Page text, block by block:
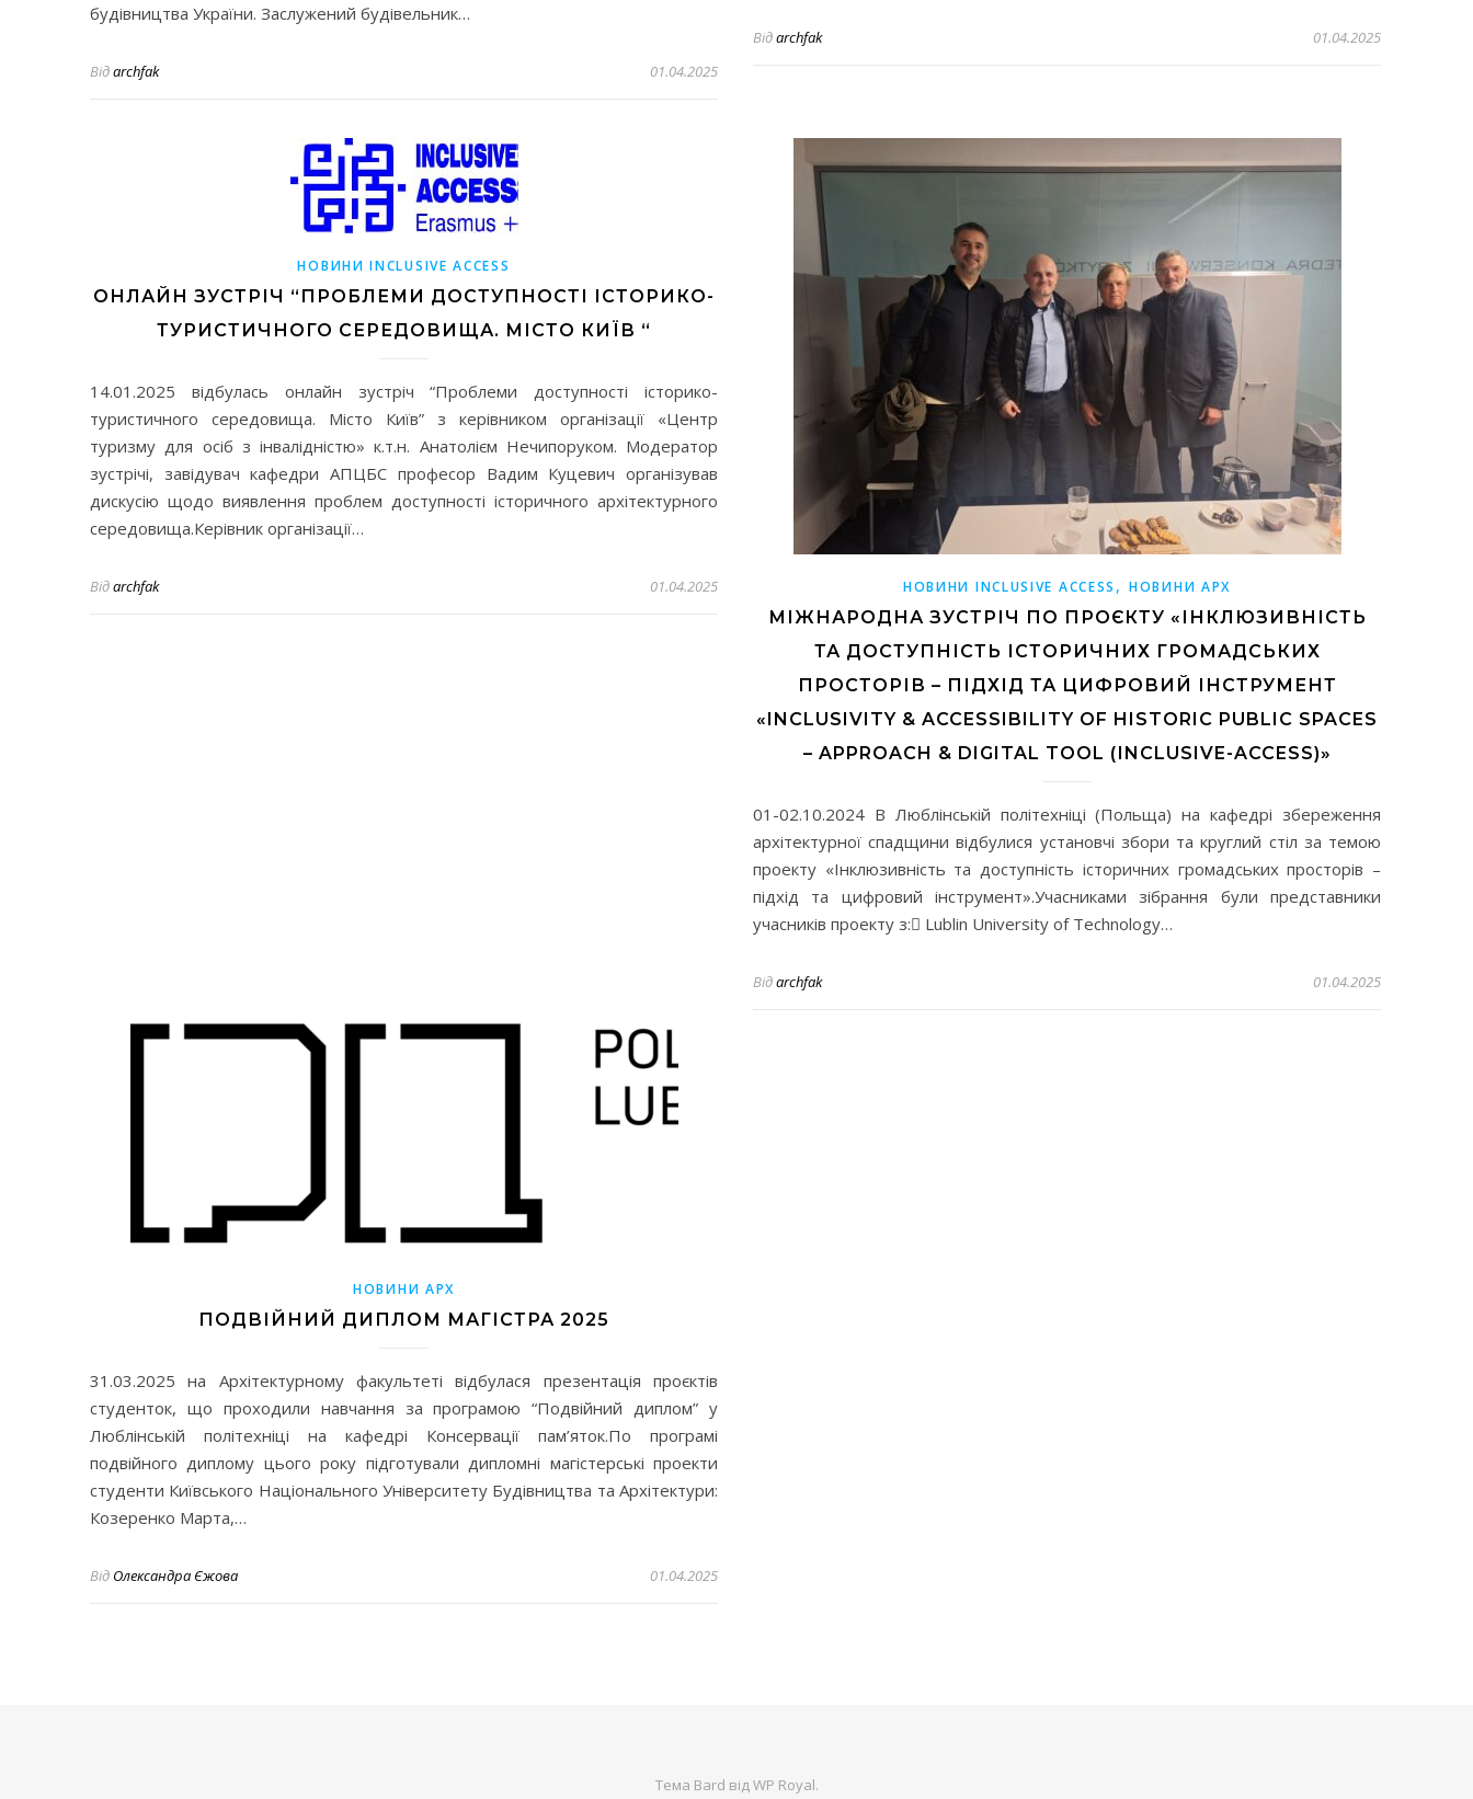
будівництва України. Заслужений будівельник…
Відarchfak 01.04.2025
Відarchfak 01.04.2025
НОВИНИ INCLUSIVE ACCESS
ОНЛАЙН ЗУСТРІЧ “ПРОБЛЕМИ ДОСТУПНОСТІ ІСТОРИКО-
ТУРИСТИЧНОГО СЕРЕДОВИЩА. МІСТО КИЇВ “
14.01.2025 відбулась онлайн зустріч “Проблеми доступності історико-
туристичного середовища. Місто Київ” з керівником організації «Центр
туризму для осіб з інвалідністю» к.т.н. Анатолієм Нечипоруком. Модератор
зустрічі, завідувач кафедри АПЦБС професор Вадим Куцевич організував
дискусію щодо виявлення проблем доступності історичного архітектурного
середовища.Керівник організації…
Відarchfak 01.04.2025 НОВИНИ INCLUSIVE ACCESS ,НОВИНИ АРХ
МІЖНАРОДНА ЗУСТРІЧ ПО ПРОЄКТУ «ІНКЛЮЗИВНІСТЬ
ТА ДОСТУПНІСТЬ ІСТОРИЧНИХ ГРОМАДСЬКИХ
ПРОСТОРІВ – ПІДХІД ТА ЦИФРОВИЙ ІНСТРУМЕНТ
«INCLUSIVITY & ACCESSIBILITY OF HISTORIC PUBLIC SPACES
– APPROACH & DIGITAL TOOL (ІNCLUSIVE-ACCESS)»
01-02.10.2024 В Люблінській політехніці (Польща) на кафедрі збереження
архітектурної спадщини відбулися установчі збори та круглий стіл за темою
проекту «Інклюзивність та доступність історичних громадських просторів –
підхід та цифровий інструмент».Учасниками зібрання були представники
учасників проекту з: Lublin University of Technology…
Відarchfak 01.04.2025
НОВИНИ АРХ
ПОДВІЙНИЙ ДИПЛОМ МАГІСТРА 2025
31.03.2025 на Архітектурному факультеті відбулася презентація проєктів
студенток, що проходили навчання за програмою “Подвійний диплом” у
Люблінській політехніці на кафедрі Консервації пам’яток.По програмі
подвійного диплому цього року підготували дипломні магістерські проекти
студенти Київського Національного Університету Будівництва та Архітектури:
Козеренко Марта,…
Від Олександра Єжова 01.04.2025
Тема Bard відWP Royal.